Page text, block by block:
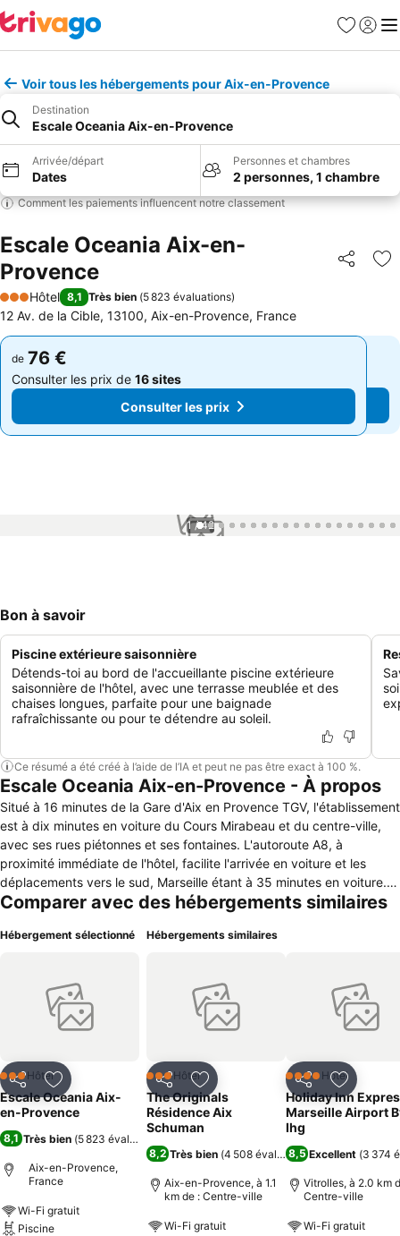
Favoris
Se
Voir tous les hébergements pour Aix-en-Provence
Destination
Escale Oceania Aix-en-Provence
Arrivée/départ
Dates
Personnes et chambres
2 personnes, 1 chambre
Comment les paiements influencent notre classement
Escale Oceania Aix-en-
Provence
Partager
3 Étoiles
Hôtel 8,1 Très bien (5 823 évaluations)
12 Av. de la Cible, 13100, Aix-en-Provence, France
de 76 €
Consulter les prix de 16 sites
Consulter les prix
de 76 €
Consulter les prix de 16 sites
Consulter les prix
1 / 42
Bon à savoir
Piscine extérieure saisonnière
Détends-toi au bord de l'accueillante piscine extérieure
saisonnière de l'hôtel, avec une terrasse meublée et des
chaises longues, parfaite pour une baignade
rafraîchissante ou pour te détendre au soleil.
Ce résumé a été créé à l’aide de l’IA et peut ne pas être exact à 100 %.
Escale Oceania Aix-en-Provence - À propos
Situé à 16 minutes de la Gare d'Aix en Provence TGV, l'établissement
est à dix minutes en voiture du Cours Mirabeau et du centre-ville,
avec ses rues piétonnes et ses fontaines. L'autoroute A8, à
proximité immédiate de l'hôtel, facilite l'arrivée en voiture et les
déplacements vers le sud, Marseille étant à 35 minutes en voiture.
Un petit-déjeuner buffet est servi tous les matins, tandis que le bar-
restaurant de l'hôtel sert des plats traditionnels pour le dîner. Situé à
relaxant en Provence. L'hôtel propose différents types de chambres
doubles, dotées de la climatisation, d'une salle de bains privative et
de la télévision. L'établissement Escale Oceania Aix-en-Provence
salle de sport, de salles de réunion et d'une connexion Wi-Fi.
Comparer avec des hébergements similaires
Hébergement sélectionné
PartagerAjouter à mes favoris
3 ÉtoilesHôtel
Escale Oceania Aix-
en-Provence
8,1 Très bien (5 823 évaluations
Aix-en-Provence,
France
Wi-Fi gratuit
Piscine
Hébergements similaires
PartagerAjouter à mes favoris
3 ÉtoilesHôtel
The Originals
Résidence Aix
Schuman
8,2 Très bien (4 508 évaluations)
Aix-en-Provence, à 1.1
km de : Centre-ville
Wi-Fi gratuit
PartagerAjouter
4 ÉtoilesHôtel
Holiday Inn
Marseille Airport
Ihg
8,5 Excellent (3 374
Vitrolles, à 2.0 km
Centre-ville
Wi-Fi gratuit